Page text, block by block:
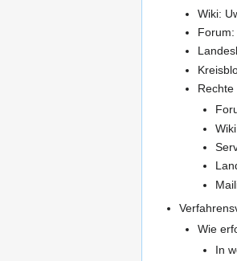
Wiki:
Forum:
Wie
In